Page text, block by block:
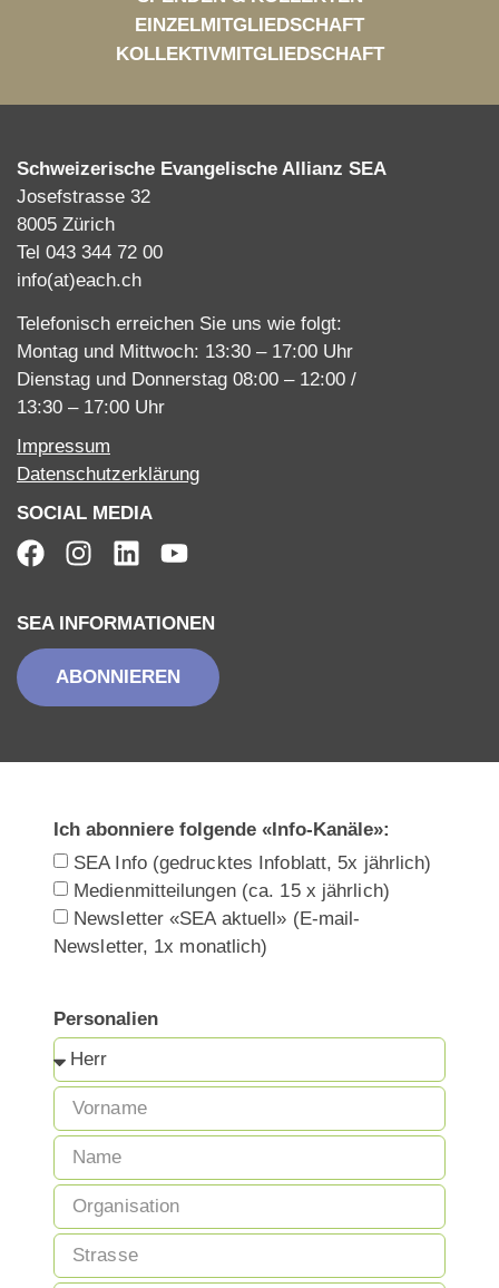
EINZELMITGLIEDSCHAFT
KOLLEKTIVMITGLIEDSCHAFT
Schweizerische Evangelische Allianz SEA
Josefstrasse 32
8005 Zürich
Tel 043 344 72 00
info(at)each.ch
Telefonisch erreichen Sie uns wie folgt:
Montag und Mittwoch: 13:30 – 17:00 Uhr
Dienstag und Donnerstag 08:00 – 12:00 /
13:30 – 17:00 Uhr
Impressum
Datenschutzerklärung
SOCIAL MEDIA
SEA INFORMATIONEN
ABONNIEREN
Ich abonniere folgende «Info-Kanäle»:
SEA Info (gedrucktes Infoblatt, 5x jährlich)
Medienmitteilungen (ca. 15 x jährlich)
Newsletter «SEA aktuell» (E-mail-
Newsletter, 1x monatlich)
Personalien